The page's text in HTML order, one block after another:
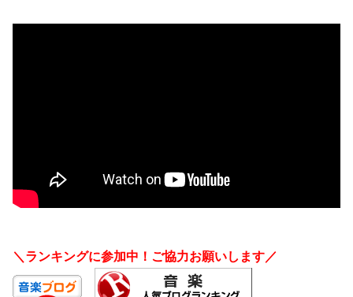
＼ランキングに参加中！ご協力お願いします／